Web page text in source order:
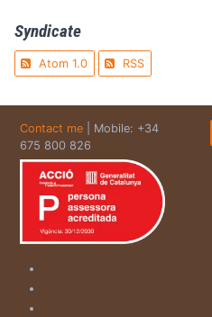
Syndicate
Atom 1.0 RSS
Contact me | Mobile: +34
675 800 826